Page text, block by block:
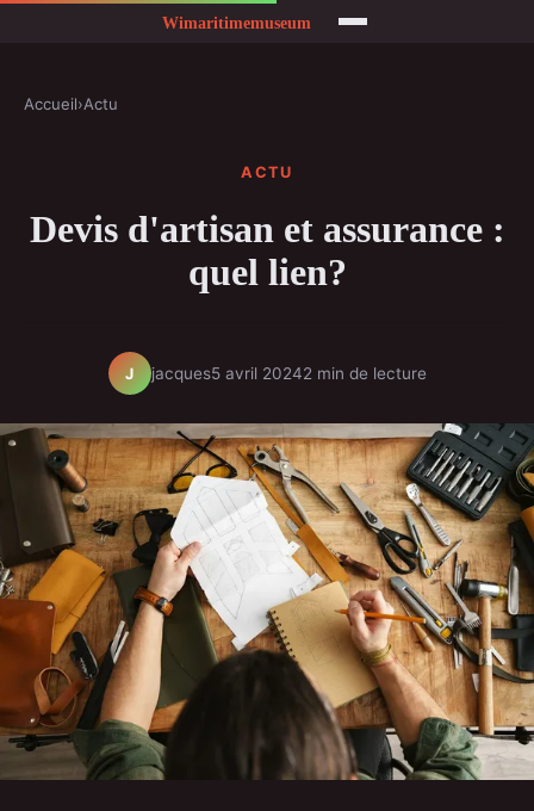
Accueil›Actu
ACTU
Devis d'artisan et assurance :
quel lien?
J jacques5 avril 20242 min de lecture